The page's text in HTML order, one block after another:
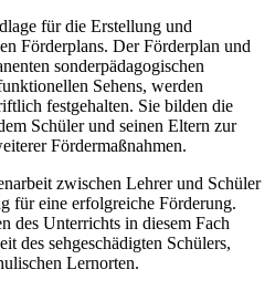
für die Erstellung und
Förderplans. Der Förderplan und
sonderpädagogischen
Sehens, werden
festgehalten. Sie bilden die
Schüler und seinen Eltern zur
Fördermaßnahmen.
zwischen Lehrer und Schüler
für eine erfolgreiche Förderung.
des Unterrichts in diesem Fach
des sehgeschädigten Schülers,
Lernorten.